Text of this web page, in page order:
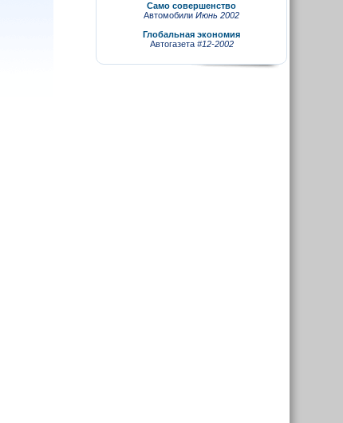
Само совершенство
Автомобили Июнь 2002
Глобальная экономия
Автогазета#12-2002